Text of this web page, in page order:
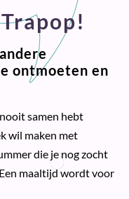
ontmoeten en
samen hebt
wil maken met
die je nog zocht
maaltijd wordt voor